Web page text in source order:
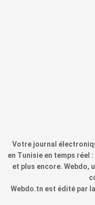
Votre journal
en Tunisie en temps
et plus encore. Webdo,
Webdo.tn est édité par la